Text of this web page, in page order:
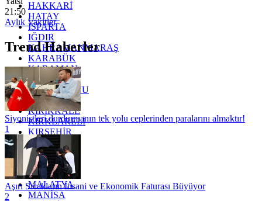
HAKKARİ
HATAY
ISPARTA
IĞDIR
KAHRAMANMARAŞ
KARABÜK
KARAMAN
KARS
KASTAMONU
KAYSERİ
KIRIKKALE
KIRKLARELİ
KIRŞEHİR
KOCAELİ
KONYA
KÜTAHYA
KİLİS
MALATYA
MANİSA
21:50
Aylık Vakitler
Trend Haberler
Siyonistleri durdurmanın tek yolu ceplerinden paralarını almaktır!
1
Aşırı Sıcakların İnsani ve Ekonomik Faturası Büyüyor
2